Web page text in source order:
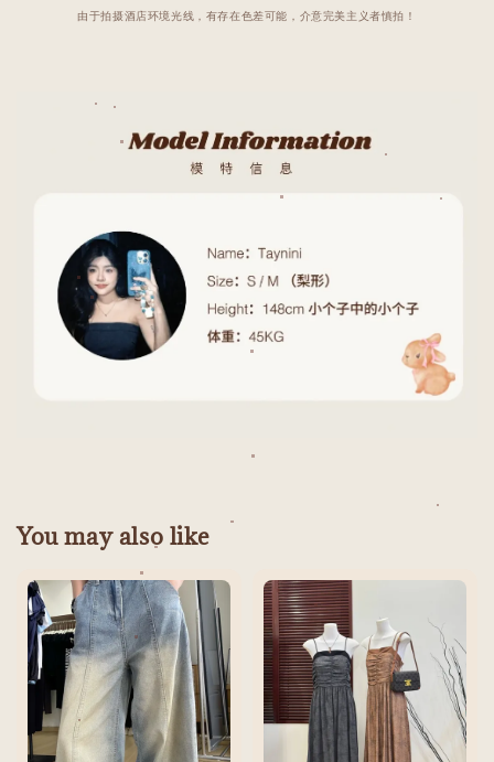
由于拍摄酒店环境光线，有存在色差可能，介意完美主义者慎拍！
You may also like